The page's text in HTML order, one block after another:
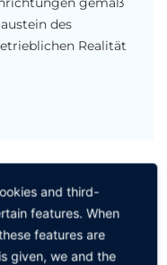
des
Realität
Analyse
and third-
features. When
features are
given, we and the